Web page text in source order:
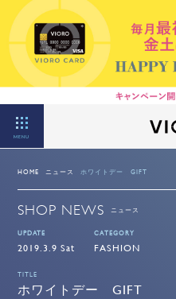
MENU
HOME ニュース ホワイトデー GIFT
SHOP NEWS ニュース
UPDATE
2019.3.9 Sat
CATEGORY
FASHION
TITLE
ホワイトデー GIFT